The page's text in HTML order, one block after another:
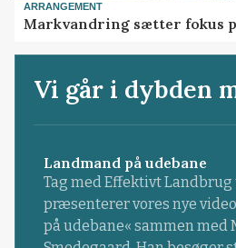
ARRANGEMENT
Markvandring sætter fokus
Vi går i dybden
Landmand på udebane
Tag med Effektivt Landbrug
præsenterer vores nye
på udebane« sammen med